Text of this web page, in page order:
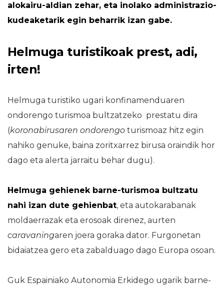
alokairu-aldian zehar, eta inolako administrazio-
kudeaketarik egin beharrik izan gabe.
Helmuga turistikoak prest, adi,
irten!
Helmuga turistiko ugari konfinamenduaren
ondorengo turismoa bultzatzeko prestatu dira
(koronabirusaren ondorengo turismoaz hitz egin
nahiko genuke, baina zoritxarrez birusa oraindik hor
dago eta alerta jarraitu behar dugu).
Helmuga gehienek barne-turismoa bultzatu
nahi izan dute gehienbat, eta autokarabanak
moldaerrazak eta erosoak direnez, aurten
caravaningaren joera goraka dator. Furgonetan
bidaiatzea gero eta zabalduago dago Europa osoan.
Guk Espainiako Autonomia Erkidego ugarik barne-